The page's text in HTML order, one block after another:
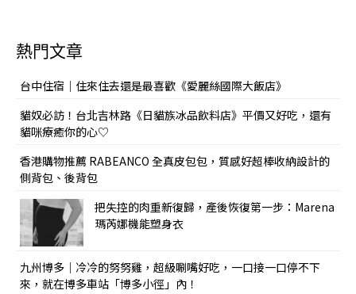
熱門文章
台中住宿｜住來住去還是最喜歡《愛麗絲國際大飯店》
貓奴必訪！台北吉林路《日貓族冰品飲料店》平價又好吃，還有
貓咪療癒你的心♡
香港購物推薦 RABEANCO 全真皮包包，質感好超棒收納設計的
側背包、後背包
把失控的肉重新復歸，產後恢復第一步：Marena
瑪芮娜機能塑身衣
九州博多｜冷冷的努努雞，超級唰嘴好吃，一口接一口停不下
來，就在博多車站「博多小徑」內！